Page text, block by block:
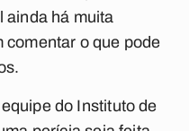
ainda há muita
comentar o que pode
do Instituto de